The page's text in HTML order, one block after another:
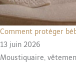
Comment protéger
13 juin 2026
Moustiquaire,